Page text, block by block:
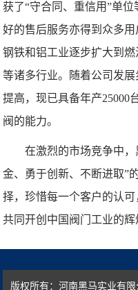
获了“守合同、重信用”单
好的售后服务亦得到众多
钢铁和铝工业逐步扩大到
等诸多行业。随着公司发
提高，现已具备年产25000
阀的能力。
在激烈的市场竞争中
金、勇于创新、不断进取”
择，珍惜每一个客户的认可
共同开创中国阀门工业的辉
版权所有：河南黑马实业有